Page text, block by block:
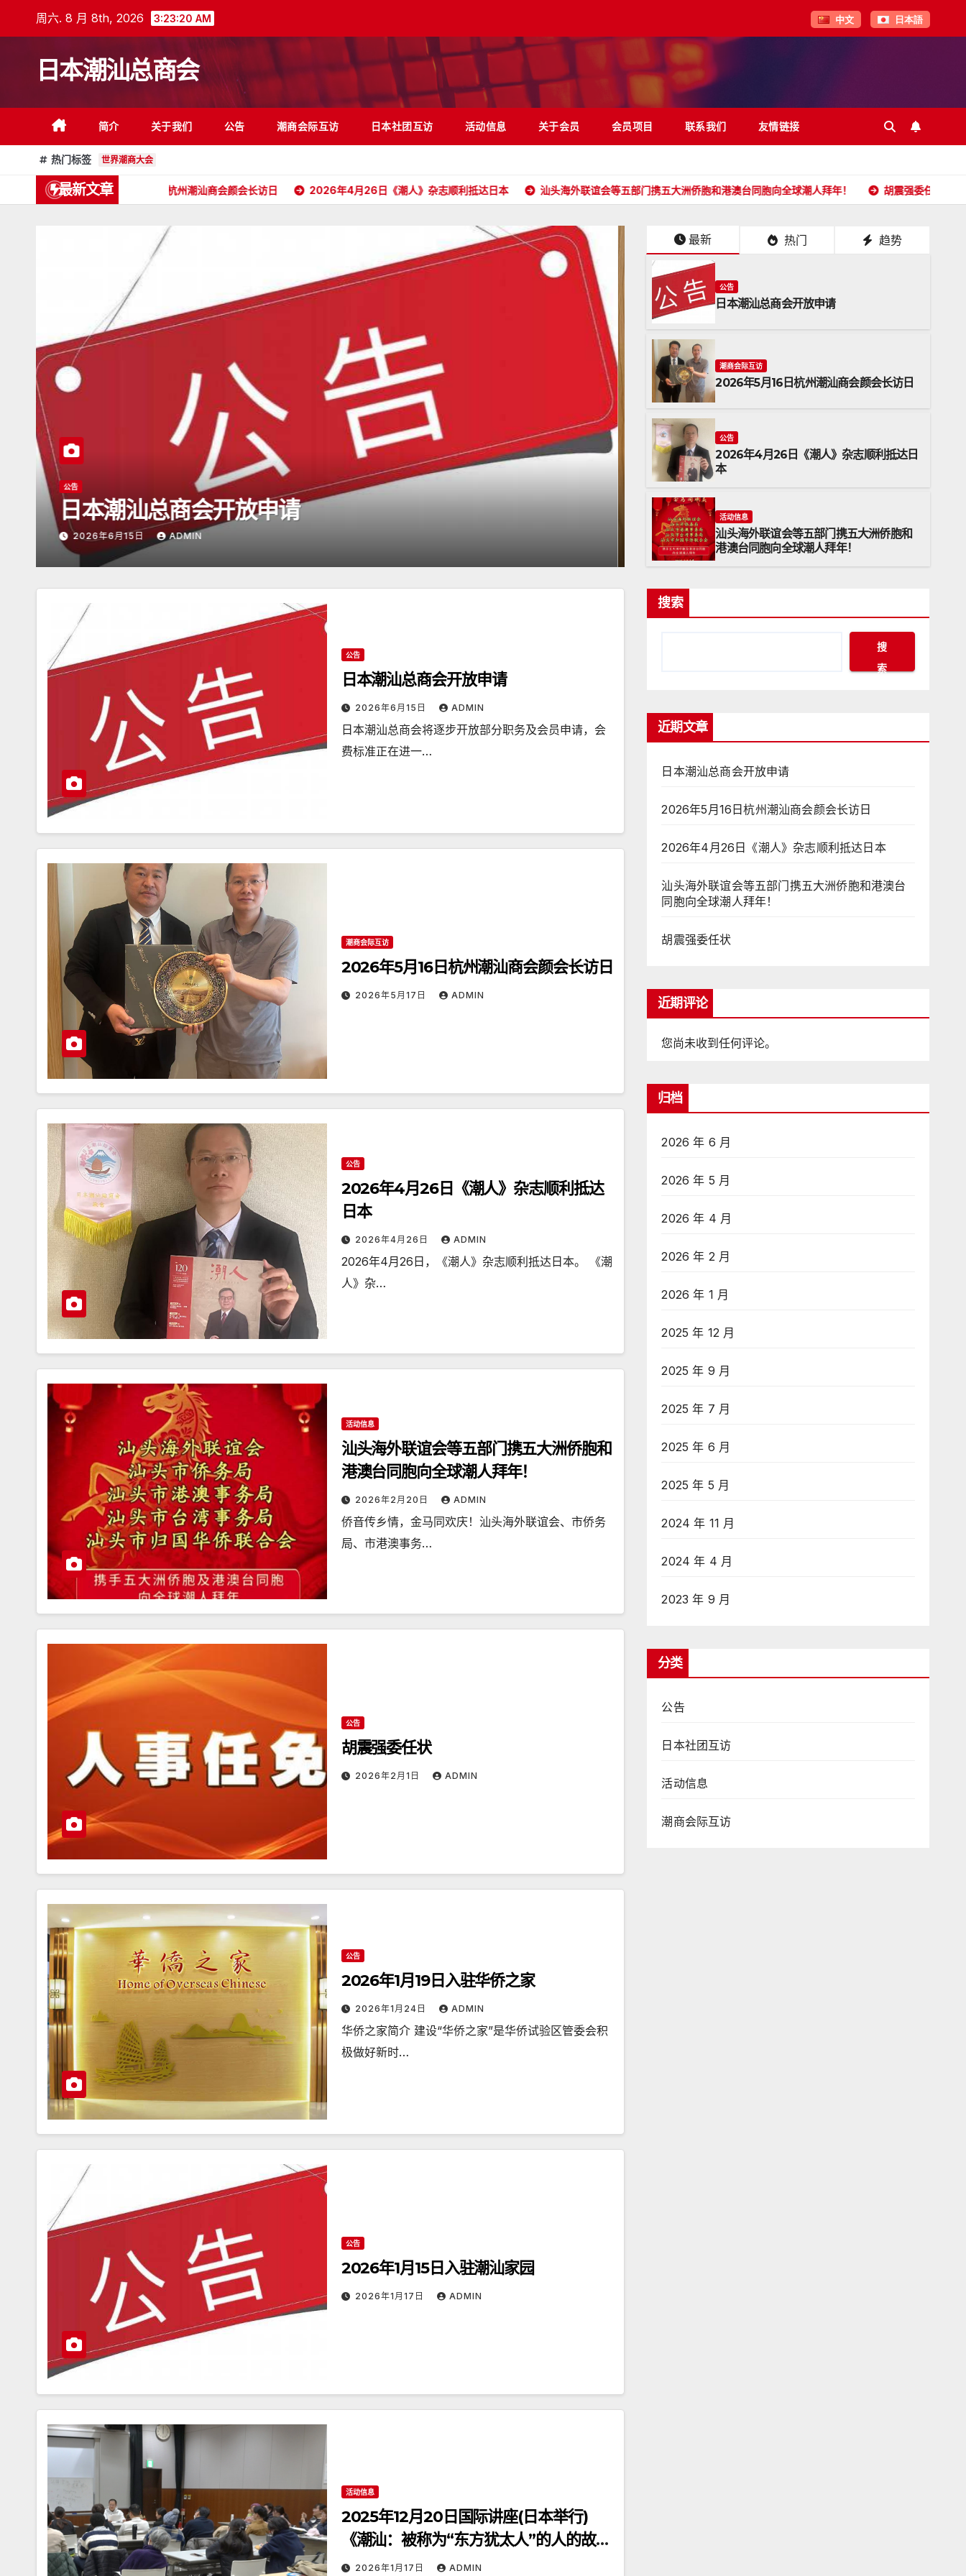
周六. 8 月 8th, 2026 3:23:22 AM 中文 日本語
日本潮汕总商会
简介 关于我们 公告 潮商会际互访 日本社团互访 活动信息 关于会员 会员项目 联系我们 友情链接
热门标签 世界潮商大会
最新文章
2026年5月16日杭州潮汕商会颜会长访日 2026年4月26日《潮人》杂志顺利抵达日本 汕头海外联谊会等五部门携五大洲侨胞和港澳台同胞向全球潮人拜年！ 胡震强委任状
潮商会际互访
2026年5月16日杭州潮汕商会颜会长访日
2026年5月17日 ADMIN
2026年4月26日《潮人》杂志
2026年4月26日 ADMIN
最新 热门 趋势
公告
日本潮汕总商会开放申请
潮商会际互访
2026年5月16日杭州潮汕商会颜会长访日
公告
2026年4月26日《潮人》杂志顺利抵达日
本
活动信息
汕头海外联谊会等五部门携五大洲侨胞和
港澳台同胞向全球潮人拜年！
公告
日本潮汕总商会开放申请
2026年6月15日 ADMIN
日本潮汕总商会将逐步开放部分职务及会员申请，会
费标准正在进一…
潮商会际互访
2026年5月16日杭州潮汕商会颜会长访日
2026年5月17日 ADMIN
公告
2026年4月26日《潮人》杂志顺利抵达
日本
2026年4月26日 ADMIN
2026年4月26日，《潮人》杂志顺利抵达日本。 《潮
人》杂…
活动信息
汕头海外联谊会等五部门携五大洲侨胞和
港澳台同胞向全球潮人拜年！
2026年2月20日 ADMIN
侨音传乡情，金马同欢庆！汕头海外联谊会、市侨务
局、市港澳事务…
公告
胡震强委任状
2026年2月1日 ADMIN
公告
2026年1月19日入驻华侨之家
2026年1月24日 ADMIN
华侨之家简介 建设“华侨之家”是华侨试验区管委会积
极做好新时…
公告
2026年1月15日入驻潮汕家园
2026年1月17日 ADMIN
活动信息
2025年12月20日国际讲座(日本举行)
《潮汕：被称为“东方犹太人”的人的故
乡》2026年1月17日 ADMIN
搜索
搜
索
近期文章
日本潮汕总商会开放申请
2026年5月16日杭州潮汕商会颜会长访日
2026年4月26日《潮人》杂志顺利抵达日本
汕头海外联谊会等五部门携五大洲侨胞和港澳台
同胞向全球潮人拜年！
胡震强委任状
近期评论
您尚未收到任何评论。
归档
2026 年 6 月
2026 年 5 月
2026 年 4 月
2026 年 2 月
2026 年 1 月
2025 年 12 月
2025 年 9 月
2025 年 7 月
2025 年 6 月
2025 年 5 月
2024 年 11 月
2024 年 4 月
2023 年 9 月
分类
公告
日本社团互访
活动信息
潮商会际互访